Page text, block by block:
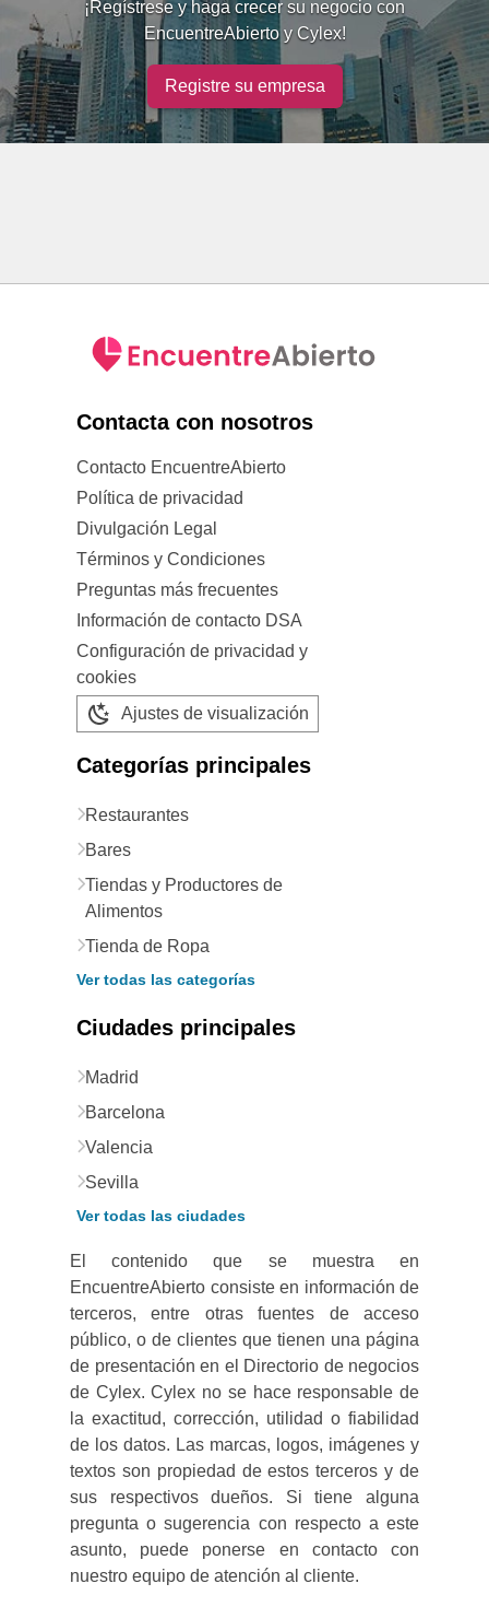
¡Regístrese y haga crecer su negocio con
EncuentreAbierto y Cylex!
Registre su empresa
Contacta con nosotros
Contacto EncuentreAbierto
Política de privacidad
Divulgación Legal
Términos y Condiciones
Preguntas más frecuentes
Información de contacto DSA
Configuración de privacidad y
cookies
Ajustes de visualización
Categorías principales
Restaurantes
Bares
Tiendas y Productores de
Alimentos
Tienda de Ropa
Ver todas las categorías
Ciudades principales
Madrid
Barcelona
Valencia
Sevilla
Ver todas las ciudades
El contenido que se muestra en
EncuentreAbierto consiste en información de
terceros, entre otras fuentes de acceso
público, o de clientes que tienen una página
de presentación en el Directorio de negocios
de Cylex. Cylex no se hace responsable de
la exactitud, corrección, utilidad o fiabilidad
de los datos. Las marcas, logos, imágenes y
textos son propiedad de estos terceros y de
sus respectivos dueños. Si tiene alguna
pregunta o sugerencia con respecto a este
asunto, puede ponerse en contacto con
nuestro equipo de atención al cliente.